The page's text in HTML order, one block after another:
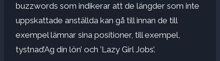
buzzwords som indikerar att de längder som inte
uppskattade anställda kan gå till innan de till
exempel lämnar sina positioner, till exempel,
tystnad’Ag din lön’ och ’Lazy Girl Jobs’.